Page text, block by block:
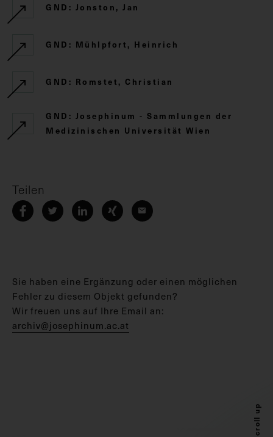
GND: Jonston, Jan
GND: Mühlpfort, Heinrich
GND: Romstet, Christian
GND: Josephinum - Sammlungen der
Medizinischen Universität Wien
Teilen
Sie haben eine Ergänzung oder einen möglichen
Fehler zu diesem Objekt gefunden?
Wir freuen uns auf Ihre Email an:
archiv@josephinum.ac.at
Scroll up